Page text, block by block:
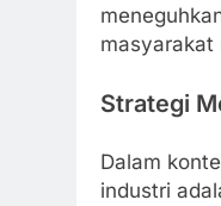
masyarakat
Strategi
Dalam
industri